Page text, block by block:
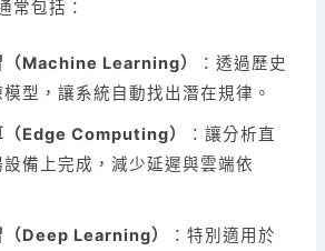
常包括：
（Machine Learning）
：透過歷史
型，讓系統自動找出潛在規律。
（Edge Computing）
：讓分析直
備上完成，減少延遲與雲端依
（Deep Learning）
：特別適用於